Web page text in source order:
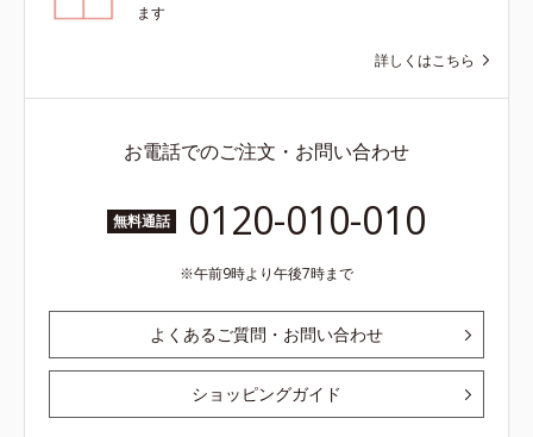
ます
詳しくはこちら
お電話でのご注文・お問い合わせ
無料通話 0120-010-010
午前9時より午後7時まで
よくあるご質問・お問い合わせ
ショッピングガイド